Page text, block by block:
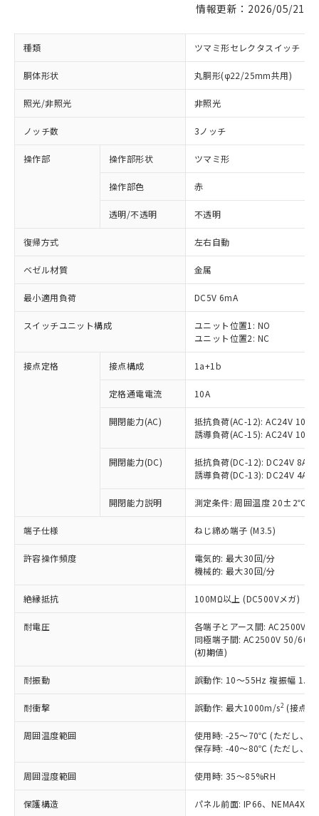
情報更新：2026/05/21
種類 ツマミ形セレクタスイッチ
胴体形状 丸胴形(φ22/25mm共用)
照光/非照光 非照光
ノッチ数 3ノッチ
操作部 操作部形状 ツマミ形
操作部色 赤
透明/不透明 不透明
復帰方式 左右自動
ベゼル材質 金属
最小適用負荷 DC5V 6mA
スイッチユニット構成
ユニット位置1: NO
ユニット位置2: NC
接点定格 接点構成 1a+1b
定格通電電流 10A
開閉能力(AC)
抵抗負荷(AC-12): AC24V 10A/
誘導負荷(AC-15): AC24V
開閉能力(DC)
抵抗負荷(DC-12): DC24V 8A/
誘導負荷(DC-13): DC24V 4A/
開閉能力説明 測定条件: 周囲温度 20±2℃、
端子仕様 ねじ締め端子 (M3.5)
許容操作頻度
電気的: 最大30回/分
機械的: 最大30回/分
絶縁抵抗 100MΩ以上 (DC500Vメガ)
耐電圧
各端子とアース間: AC2500V
同極端子間: AC2500V 50/
(初期値)
耐振動 誤動作: 10～55Hz 複振幅
耐衝撃 誤動作: 最大1000m/s2 (接点
周囲温度範囲
使用時: -25～70℃ (ただし、氷
保存時: -40～80℃ (ただし、氷
周囲湿度範囲 使用時: 35～85%RH
保護構造 パネル前面: IP66、NEMA4X,
ご利用条件
以下の条件をお読みいただき、同意のうえ
ご利用ください。
本サービスは、当社制御機器事業取扱
商品の当社在庫状況および標準価格
(税抜)を提供させていただくもので
本サービスの対象外となる商品もある
ことをご了承ください。
在庫状況および標準価格照会結果は、
記載している更新日時点での社内デー
タに基づき作成されるものであり、閲
覧された時点での実際の在庫および標
準価格とは異なる場合があることをご
※1 対応状況
対応済み：EU RoHS指令（10物質）の
非含有に対応した製品が提供可能な商品で
対応予定：EU RoHS指令（10物質）の非含
有に対応した製品に切り替える予定のある
商品です。
対応予定なし：EU RoHS指令（10物質）の
非含有に非対応の商品で、対応品を出す予
定はありません。
調査・確認中：EU RoHS指令（10物質）の
非含有の対応状況を調査中または確認中の
非該当品：ライセンス料など無形物で、有
害物質有無と関係のない商品です。
仕入先様の事情により、非含有部品として
いたものが、含有品と判明した場合などや
ミウム(Cd) 100ppm以下、
六価クロム(Cr(Ⅵ)) 1000ppm以下、ポリ臭化ビフェニル
類(PBB) 1000ppm以下、ポリ臭化ジフェニルエーテル類
(PBDE) 1000ppm以下、フタル酸ビス(2-エチルヘキシ
「○」：最大均質材料含有率が中国RoHSの
基準値以下であることを示します。
「×」：最大均質材料含有率が中国RoHSの
基準値を超えていることを示します。
「－」：未確認です。当社販売部門へお問
い合わせください。
Pb(鉛) :1000ppm、 Hg(水銀) : 1000ppm、 Cd(カドミウ
Cr(Ⅵ)(六価クロム) : 1000ppm、 PBBs(ポリ臭化ビフェ
当社は、これら貴社製品のうち、外国
為替および外国貿易法に定める商品
（以下｢規制貨物等」という）を輸出
または国外への提供する場合は、日本
国政府の輸出許可(または役務取引許
可)を取得するなどの必要な手続きを
号